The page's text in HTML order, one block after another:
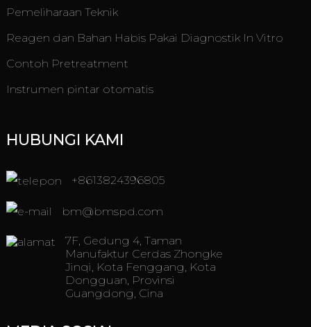
Pemeliharaan Teknik
Reagen dan Bahan Habis Pakai Diagnostik In Vitro
Contoh Pretreatment
Instrumen pintar otomatis
HUBUNGI KAMI
+8613824396805
bm@bmspd.com
7F, Gedung 4, Taman
Manufaktur Cerdas Zhongke
Jinqi, Kota Fenggang, Kota
Dongguan, Provinsi
Guangdong, Cina